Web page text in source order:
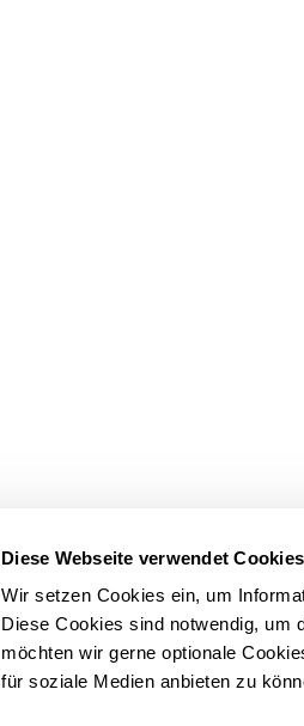
Diese Webseite verwendet Cookies
Wir setzen Cookies ein, um
Diese Cookies sind notwendig, um
möchten wir gerne optionale
für soziale Medien anbieten zu